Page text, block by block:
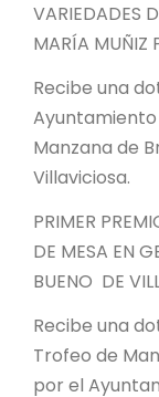
VARIEDADES
MARÍA MUÑIZ
Recibe una
Manzana de
Villaviciosa.
PRIMER
DE MESA EN
BUENO DE
Recibe una
Trofeo de
por el